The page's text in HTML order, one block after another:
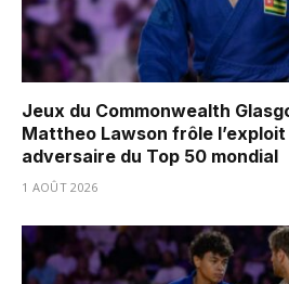
Jeux du Commonwealth
Mattheo Lawson frôle
adversaire du Top 50 mondial
1 AOÛT 2026